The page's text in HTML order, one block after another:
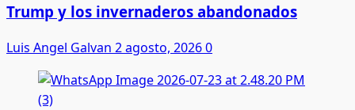
Trump y los invernaderos abandonados
Luis Angel Galvan 2 agosto, 20260